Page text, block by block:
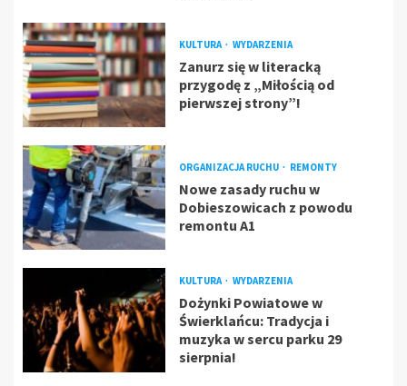
KULTURA WYDARZENIA
Zanurz się w literacką
przygodę z „Miłością od
pierwszej strony”!
ORGANIZACJA RUCHU REMONTY
Nowe zasady ruchu w
Dobieszowicach z powodu
remontu A1
KULTURA WYDARZENIA
Dożynki Powiatowe w
Świerklańcu: Tradycja i
muzyka w sercu parku 29
sierpnia!